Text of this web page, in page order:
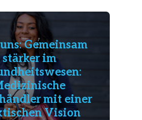
Gemeinsam
stärker im
mit einer
Vision